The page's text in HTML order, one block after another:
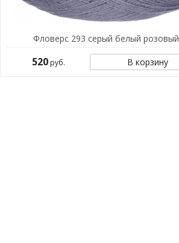
Фловерс 293 серый белый розовый
520руб. В корзину